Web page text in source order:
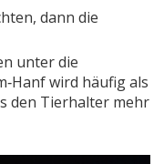
dann die
unter die
wird häufig als
den Tierhalter mehr